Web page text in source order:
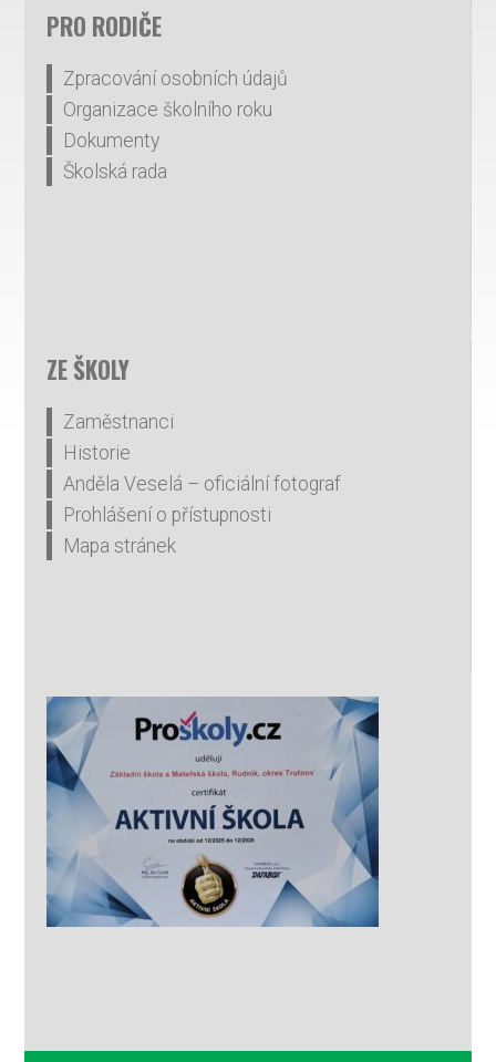
PRO RODIČE
Zpracování osobních údajů
Organizace školního roku
Dokumenty
Školská rada
ZE ŠKOLY
Zaměstnanci
Historie
Anděla Veselá – oficiální fotograf
Prohlášení o přístupnosti
Mapa stránek